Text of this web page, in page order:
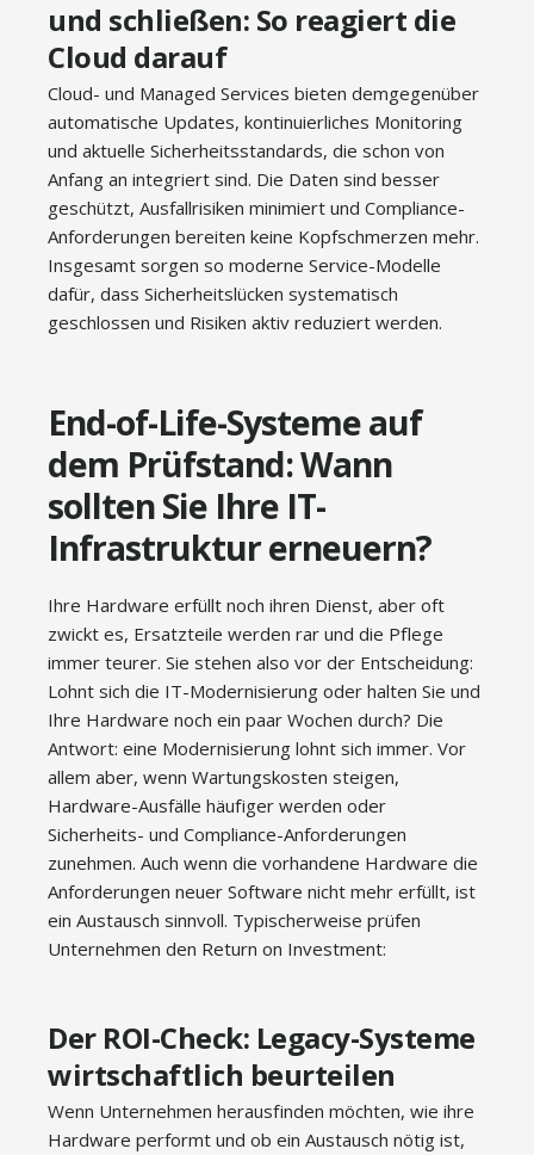
und schließen: So reagiert die
Cloud darauf
Cloud- und Managed Services bieten demgegenüber
automatische Updates, kontinuierliches Monitoring
und aktuelle Sicherheitsstandards, die schon von
Anfang an integriert sind. Die Daten sind besser
geschützt, Ausfallrisiken minimiert und Compliance-
Anforderungen bereiten keine Kopfschmerzen mehr.
Insgesamt sorgen so moderne Service-Modelle
dafür, dass Sicherheitslücken systematisch
geschlossen und Risiken aktiv reduziert werden.
End-of-Life-Systeme auf
dem Prüfstand: Wann
sollten Sie Ihre IT-
Infrastruktur erneuern?
Ihre Hardware erfüllt noch ihren Dienst, aber oft
zwickt es, Ersatzteile werden rar und die Pflege
immer teurer. Sie stehen also vor der Entscheidung:
Lohnt sich die IT-Modernisierung oder halten Sie und
Ihre Hardware noch ein paar Wochen durch? Die
Antwort: eine Modernisierung lohnt sich immer. Vor
allem aber, wenn Wartungskosten steigen,
Hardware-Ausfälle häufiger werden oder
Sicherheits- und Compliance-Anforderungen
zunehmen. Auch wenn die vorhandene Hardware die
Anforderungen neuer Software nicht mehr erfüllt, ist
ein Austausch sinnvoll. Typischerweise prüfen
Unternehmen den Return on Investment:
Der ROI-Check: Legacy-Systeme
wirtschaftlich beurteilen
Wenn Unternehmen herausfinden möchten, wie ihre
Hardware performt und ob ein Austausch nötig ist,